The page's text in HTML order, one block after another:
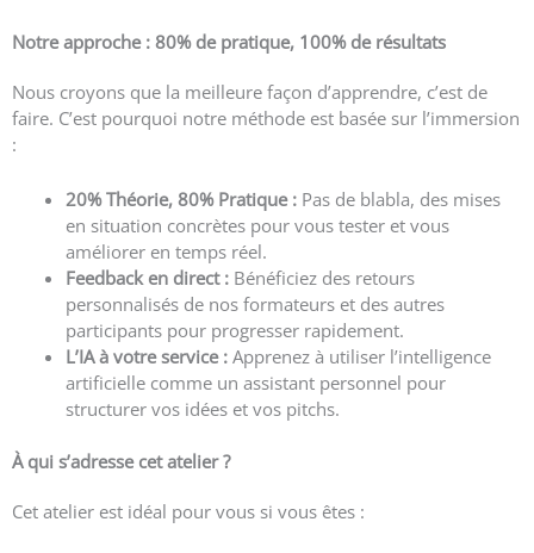
Notre approche : 80% de pratique, 100% de résultats
Nous croyons que la meilleure façon d’apprendre, c’est de
faire. C’est pourquoi notre méthode est basée sur l’immersion
:
20% Théorie, 80% Pratique : Pas de blabla, des mises
en situation concrètes pour vous tester et vous
améliorer en temps réel.
Feedback en direct : Bénéficiez des retours
personnalisés de nos formateurs et des autres
participants pour progresser rapidement.
L’IA à votre service : Apprenez à utiliser l’intelligence
artificielle comme un assistant personnel pour
structurer vos idées et vos pitchs.
À qui s’adresse cet atelier ?
Cet atelier est idéal pour vous si vous êtes :